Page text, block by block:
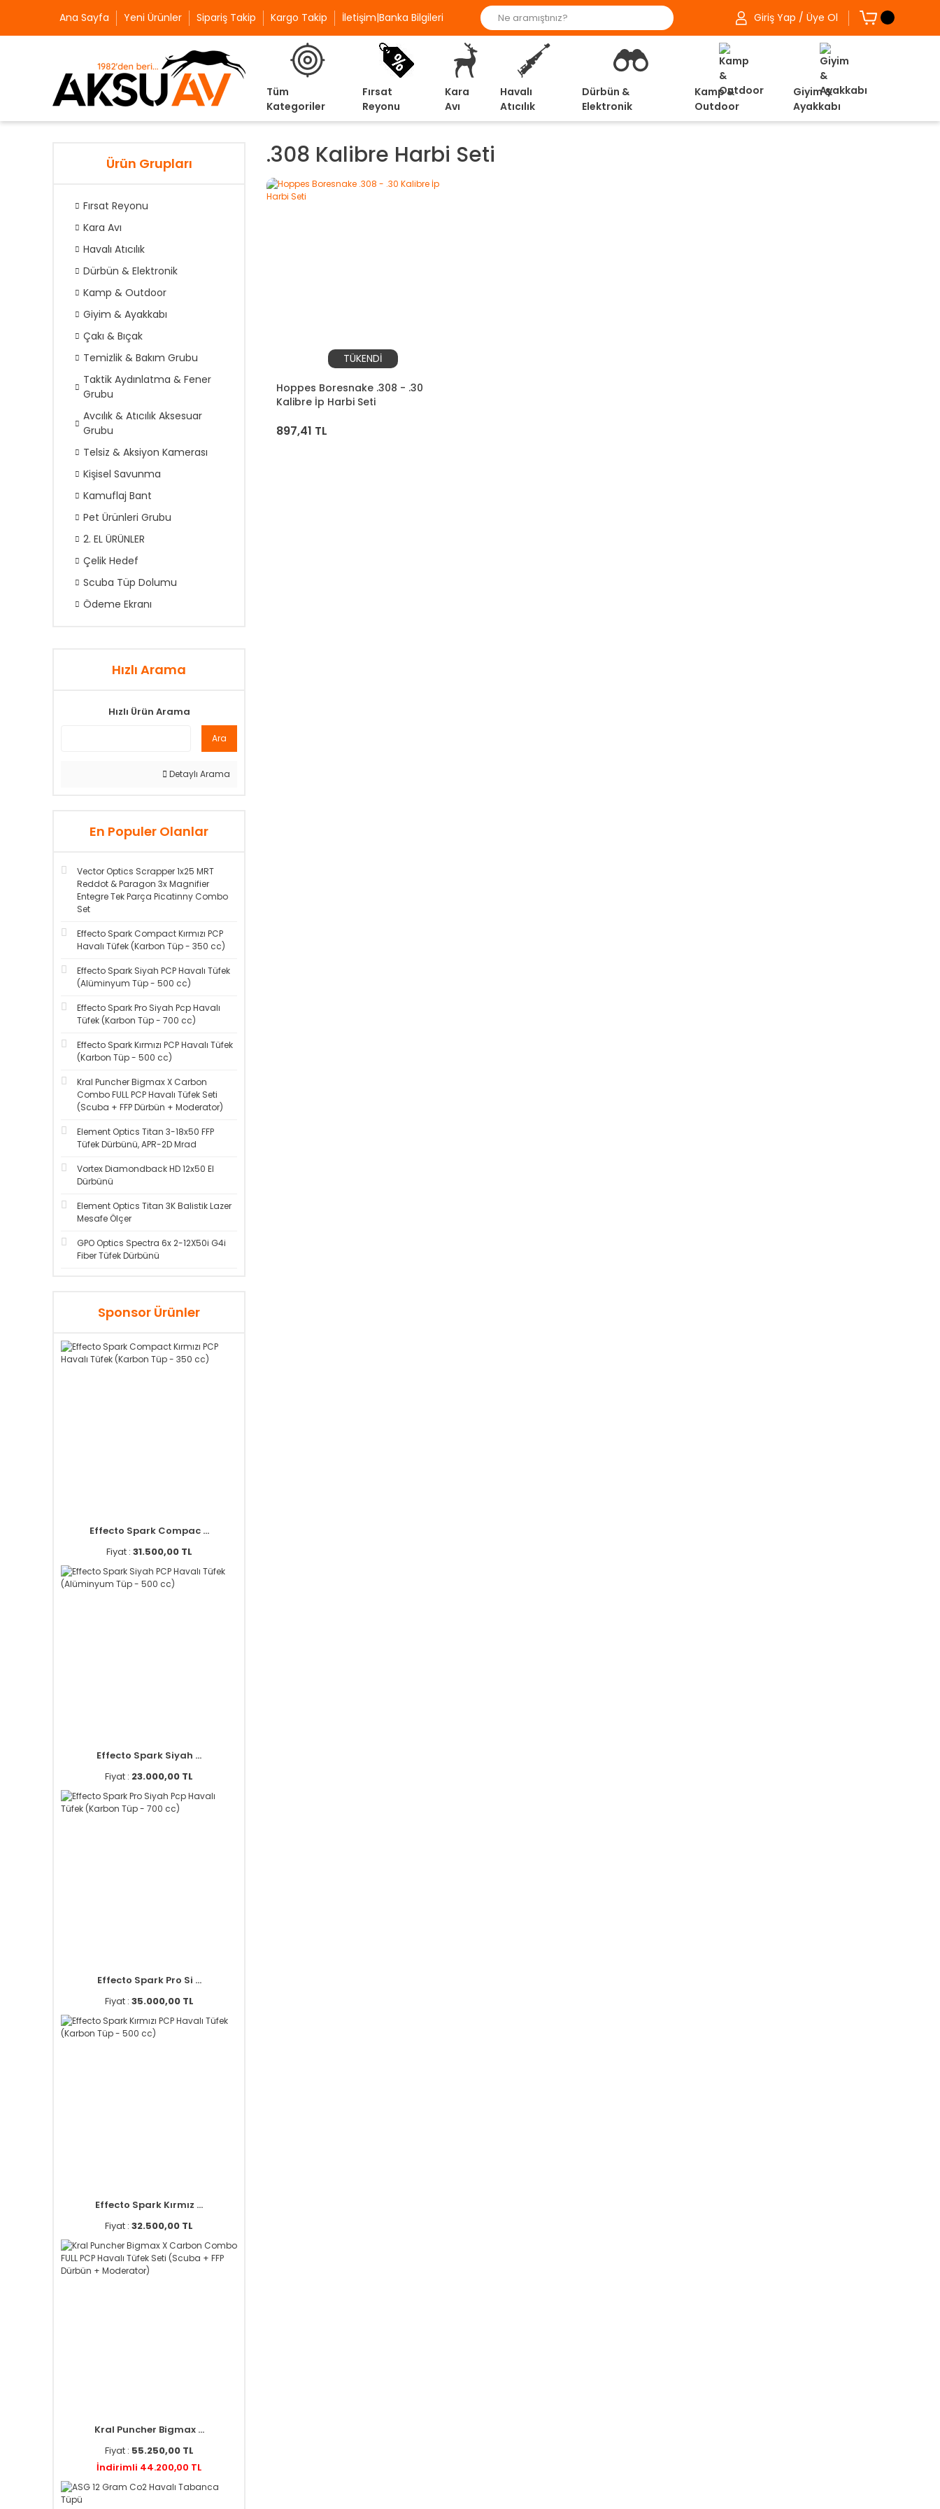
Ana Sayfa Yeni Ürünler Sipariş Takip Kargo Takip İletişim|Banka Bilgileri Giriş Yap / Üye Ol
Tüm
Kategoriler
Fırsat
Reyonu
Kara
Avı
Havalı
Atıcılık
Dürbün &
Elektronik
Kamp &
Outdoor
Giyim &
Ayakkabı
Ürün Grupları
Fırsat Reyonu
Kara Avı
Havalı Atıcılık
Dürbün & Elektronik
Kamp & Outdoor
Giyim & Ayakkabı
Çakı & Bıçak
Temizlik & Bakım Grubu
Taktik Aydınlatma & Fener
Grubu
Avcılık & Atıcılık Aksesuar
Grubu
Telsiz & Aksiyon Kamerası
Kişisel Savunma
Kamuflaj Bant
Pet Ürünleri Grubu
2. EL ÜRÜNLER
Çelik Hedef
Scuba Tüp Dolumu
Ödeme Ekranı
Hızlı Arama
Hızlı Ürün Arama
Ara
Detaylı Arama
En Populer Olanlar
Vector Optics Scrapper 1x25 MRT
Reddot & Paragon 3x Magnifier
Entegre Tek Parça Picatinny Combo
Set
Effecto Spark Compact Kırmızı PCP
Havalı Tüfek (Karbon Tüp - 350 cc)
Effecto Spark Siyah PCP Havalı Tüfek
(Alüminyum Tüp - 500 cc)
Effecto Spark Pro Siyah Pcp Havalı
Tüfek (Karbon Tüp - 700 cc)
Effecto Spark Kırmızı PCP Havalı Tüfek
(Karbon Tüp - 500 cc)
Kral Puncher Bigmax X Carbon
Combo FULL PCP Havalı Tüfek Seti
(Scuba + FFP Dürbün + Moderator)
Element Optics Titan 3-18x50 FFP
Tüfek Dürbünü, APR-2D Mrad
Vortex Diamondback HD 12x50 El
Dürbünü
Element Optics Titan 3K Balistik Lazer
Mesafe Ölçer
GPO Optics Spectra 6x 2-12X50i G4i
Fiber Tüfek Dürbünü
Sponsor Ürünler
Effecto Spark Compac ...
Fiyat : 31.500,00 TL
Effecto Spark Siyah ...
Fiyat : 23.000,00 TL
Effecto Spark Pro Si ...
Fiyat : 35.000,00 TL
Effecto Spark Kırmız ...
Fiyat : 32.500,00 TL
Kral Puncher Bigmax ...
Fiyat : 55.250,00 TL
İndirimli 44.200,00 TL
.308 Kalibre Harbi Seti
TÜKENDİ
Hoppes Boresnake .308 - .30
Kalibre İp Harbi Seti
897,41 TL